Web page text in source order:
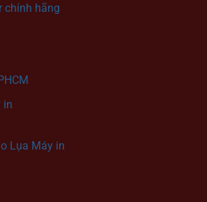
chính hãng
in
Lụa Máy in